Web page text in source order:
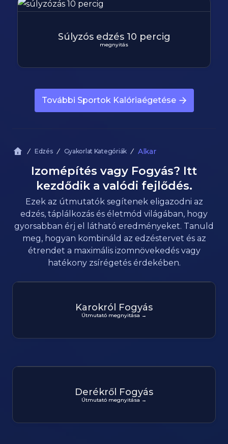
Súlyzós edzés 10 percig
megnyitás
További Sportok Kalóriaégetése
Edzés Gyakorlat Kategóriák Alkar
Izomépítés vagy Fogyás? Itt
kezdődik a valódi fejlődés.
Ezek az útmutatók segítenek eligazodni az
edzés, táplálkozás és életmód világában, hogy
gyorsabban érj el látható eredményeket. Tanuld
meg, hogyan kombináld az edzéstervet és az
étrendet a maximális izomnövekedés vagy
hatékony zsírégetés érdekében.
Karokról Fogyás
Útmutató megnyitása →
Derékről Fogyás
Útmutató megnyitása →